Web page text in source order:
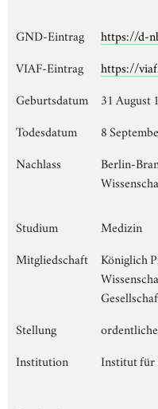
GND-Eintrag
https://d-
VIAF-Eintrag
https://
Geburtsdatum
31 August
Todesdatum
8
Nachlass
Berlin-
Studium
Medizin
Mitgliedschaft
Königlich
Stellung
Institution
Institut für